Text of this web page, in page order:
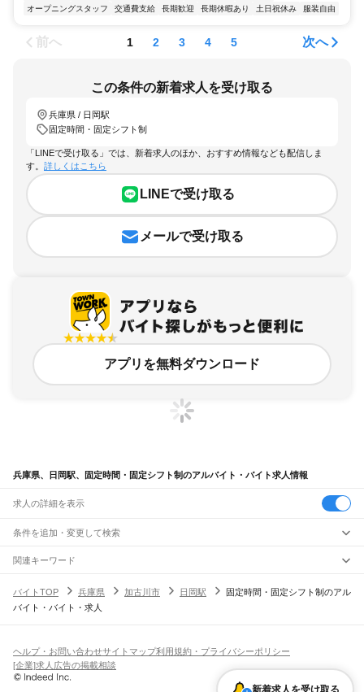
オープニングスタッフ
交通費支給 長期歓迎 長期休暇あり 土日祝休み 服装自由
前へ 1 2 3 4 5 次へ
この条件の新着求人を受け取る
兵庫県 / 日岡駅
固定時間・固定シフト制
「LINEで受け取る」では、新着求人のほか、おすすめ情報なども配信しま
す。 詳しくはこちら
LINEで受け取る
メールで受け取る
アプリを無料ダウンロード
兵庫県、日岡駅、固定時間・固定シフト制のアルバイト・バイト求人情報
求人の詳細を表示
条件を追加・変更して検索
市区町村を追加・変更
兵庫県すべて
神戸市 すべて
西脇市宝塚市三木市高砂市川西市小野市三田市加西市丹波篠山市
丹波市南あわじ市朝来市 たつの市川辺郡多可郡加古郡
神崎郡揖保郡
駅を追加・変更
JR神戸線(神戸～姫路)
神戸駅 兵庫駅 須磨駅 塩屋駅
職種を追加・変更
飲食・フードサービスすべて
ホールスタッフキッチンスタッフ
パン屋（ベーカリー）
バー（BAR）・バーテンダー
飲食店（店長・マネージャー）
人気
日払いOK高校生歓迎 髪型・髪色自由
雇用形態を追加・変更
関連キーワード
バイトTOP
兵庫県 加古川市 日岡駅
固定時間・固定シフト制のアル
バイト・バイト・求人
新着求人を受け取る
ヘルプ・お問い合わせサイトマップ利用規約・プライバシーポリシー
[企業]求人広告の掲載相談